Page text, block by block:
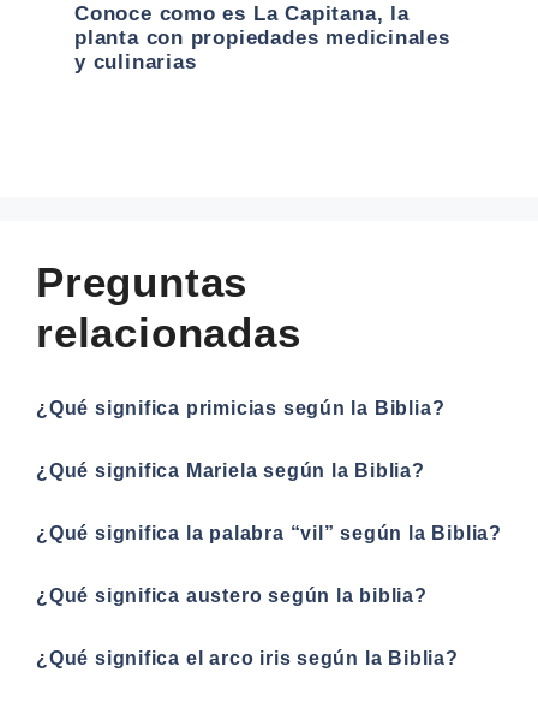
Conoce como es La Capitana, la
planta con propiedades medicinales
y culinarias
Preguntas
relacionadas
¿Qué significa primicias según la Biblia?
¿Qué significa Mariela según la Biblia?
¿Qué significa la palabra “vil” según la Biblia?
¿Qué significa austero según la biblia?
¿Qué significa el arco iris según la Biblia?